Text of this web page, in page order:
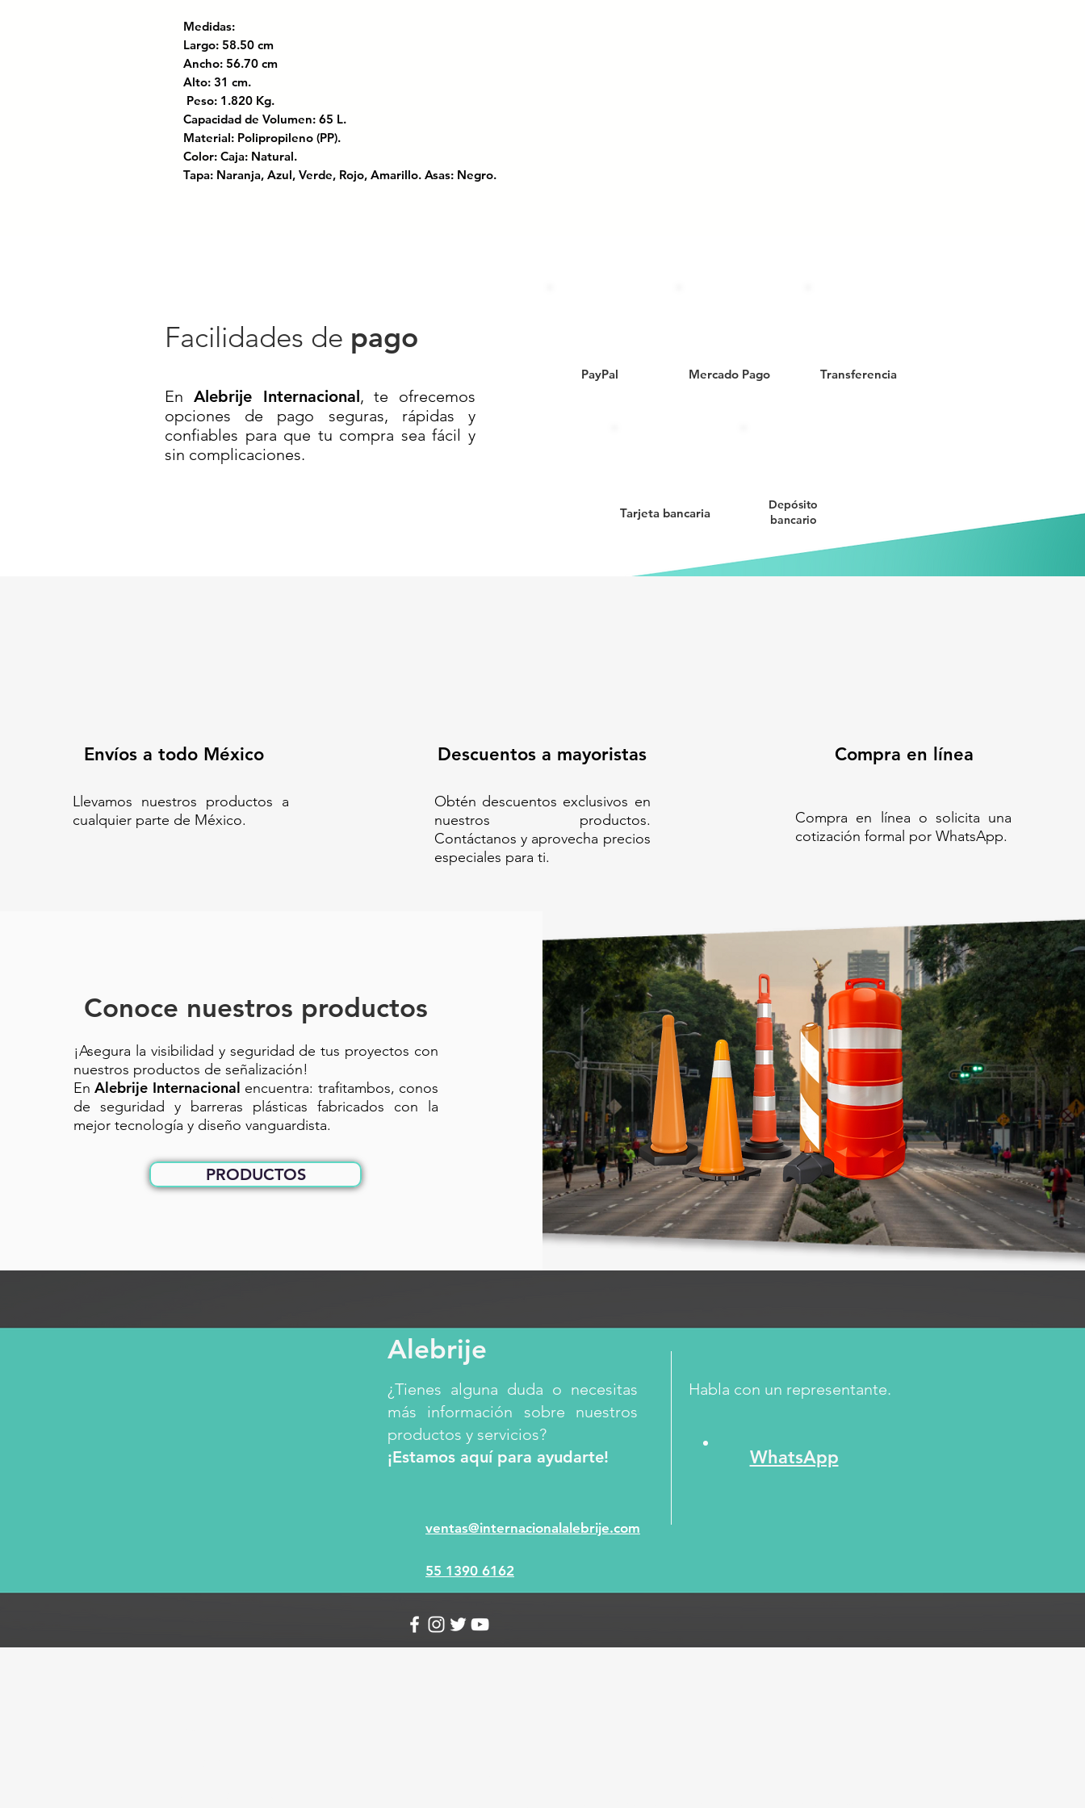
Medidas:
Largo: 58.50 cm
Ancho: 56.70 cm
Alto: 31 cm.
Peso: 1.820 Kg.
Capacidad de Volumen: 65 L.
Material: Polipropileno (PP).
Color: Caja: Natural.
Tapa: Naranja, Azul, Verde, Rojo, Amarillo. Asas: Negro.
Codigo SAT: 24112404
CON TAPA// CAJA CON ASAS// CONTENEDOR DE PLÁSTICO CON
ASAS// CONTENEDOR DE PLÁSTICO PARA ALMACENAR COSAS D
Facilidades de pago
En Alebrije Internacional, te ofrecemos
opciones de pago seguras, rápidas y
confiables para que tu compra sea fácil y
sin complicaciones.
PayPal Mercado Pago Transferencia
Tarjeta bancaria
Depósito
bancario
Envíos a todo México
Llevamos nuestros productos a
cualquier parte de México.
Descuentos a mayoristas
Obtén descuentos exclusivos en
nuestros productos.
Contáctanos y aprovecha precios
especiales para ti.
Compra en línea
Compra en línea o solicita una
cotización formal por WhatsApp.
Conoce nuestros productos
¡Asegura la visibilidad y seguridad de tus proyectos con
nuestros productos de señalización!
EnAlebrije Internacional encuentra: trafitambos, conos
de seguridad y barreras plásticas fabricados con la
mejor tecnología y diseño vanguardista.
PRODUCTOS
Alebrije
¿Tienes alguna duda o necesitas
más información sobre nuestros
productos y servicios?
¡Estamos aquí para ayudarte!
Habla con un representante.
WhatsApp
ventas@internacionalalebrije.com
55 1390 6162